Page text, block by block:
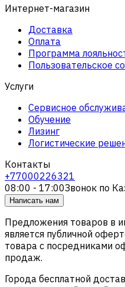
Интернет-магазин
Доставка
Оплата
Программа
Пользовательское
Услуги
Сервисное
Обучение
Лизинг
Логистические
Контакты
+77000226321
08:00 - 17:00Звонок по
Написать нам
Предложения товаров в
является публичной
товара с посредниками
продаж.
Города бесплатной